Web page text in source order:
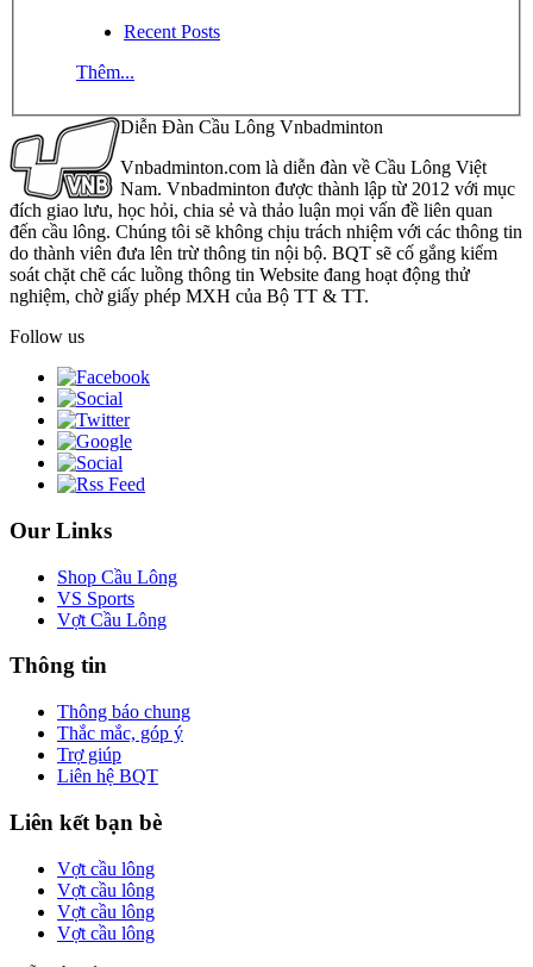
Recent Posts
Thêm...
Diễn Đàn Cầu Lông Vnbadminton
Vnbadminton.com là diễn đàn về Cầu Lông Việt
Nam. Vnbadminton được thành lập từ 2012 với mục
đích giao lưu, học hỏi, chia sẻ và thảo luận mọi vấn đề liên quan
đến cầu lông. Chúng tôi sẽ không chịu trách nhiệm với các thông tin
do thành viên đưa lên trừ thông tin nội bộ. BQT sẽ cố gắng kiểm
soát chặt chẽ các luồng thông tin Website đang hoạt động thử
nghiệm, chờ giấy phép MXH của Bộ TT & TT.
Follow us
Our Links
Shop Cầu Lông
VS Sports
Vợt Cầu Lông
Thông tin
Thông báo chung
Thắc mắc, góp ý
Trợ giúp
Liên hệ BQT
Liên kết bạn bè
Vợt cầu lông
Vợt cầu lông
Vợt cầu lông
Vợt cầu lông